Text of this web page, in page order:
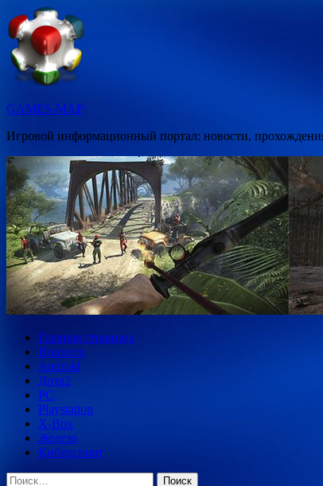
Перейти
к
содержимому
GAMES-MAP
Игровой информационный портал: новости,
Главная страница
Новости
Android
Дота2
PC
Playstation
X-Box
Железо
Киберспорт
Найти: